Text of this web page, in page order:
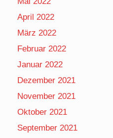
April 2022
März 2022
Februar 2022
Januar 2022
Dezember 2021
November 2021
Oktober 2021
September 2021